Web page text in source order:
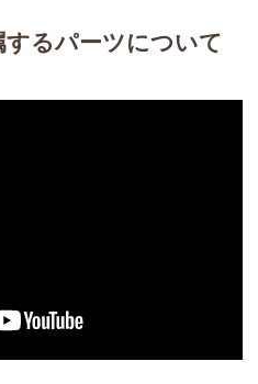
るパーツについて